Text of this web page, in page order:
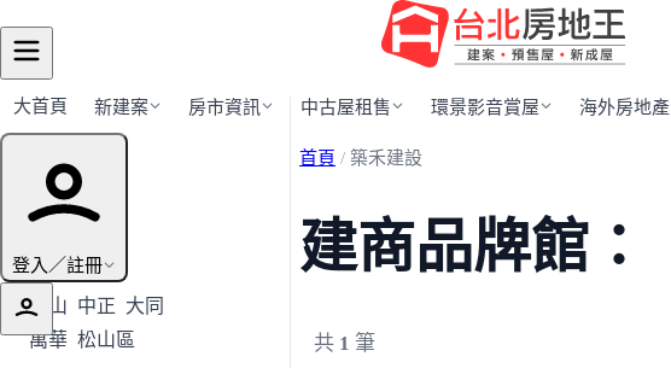
大首頁 新建案 房市資訊 中古屋租售 環景影音賞屋 海外房地產
登入／註冊
行政區導覽
中山 中正 大同
萬華 松山區
首頁 / 築禾建設
建商品牌館：
共 1 筆